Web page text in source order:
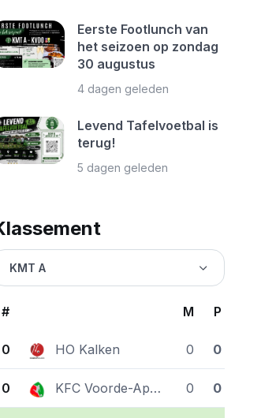
Eerste Footlunch van
het seizoen op zondag
30 augustus
4 dagen geleden
Levend Tafelvoetbal is
terug!
5 dagen geleden
KMT A
# M P
0 HO Kalken 0 0
0 KFC Voorde-Appelterre 0 0